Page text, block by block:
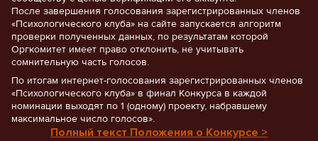
После завершения голосования зарегистрированных членов
«Психологического клуба» на сайте запускается алгоритм
проверки полученных данных, по результатам которой
Оргкомитет имеет право отклонить, не учитывать
сомнительную часть голосов.
По итогам интернет-голосования зарегистрированных членов
«Психологического клуба» в финал Конкурса в каждой
номинации выходят по 1 (одному) проекту, набравшему
максимальное число голосов».
Полный текст Положения о Конкурсе >